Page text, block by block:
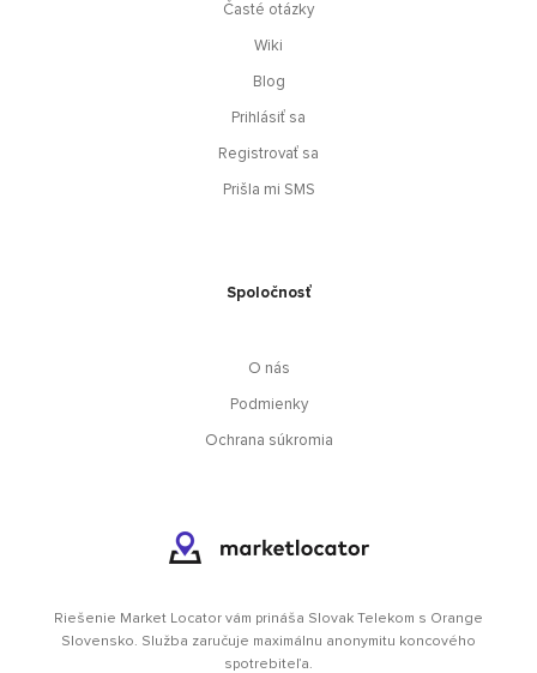
Časté otázky
Wiki
Blog
Prihlásiť sa
Registrovať sa
Prišla mi SMS
Spoločnosť
O nás
Podmienky
Ochrana súkromia
Riešenie Market Locator vám prináša Slovak Telekom s Orange
Slovensko. Služba zaručuje maximálnu anonymitu koncového
spotrebiteľa.